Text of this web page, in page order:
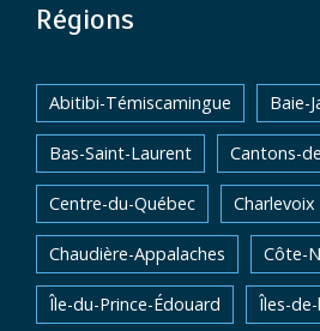
Régions
Abitibi-Témiscamingue Baie-
Bas-Saint-Laurent Cantons-
Centre-du-Québec Charlevoix
Chaudière-Appalaches Côte-
Île-du-Prince-Édouard Îles-